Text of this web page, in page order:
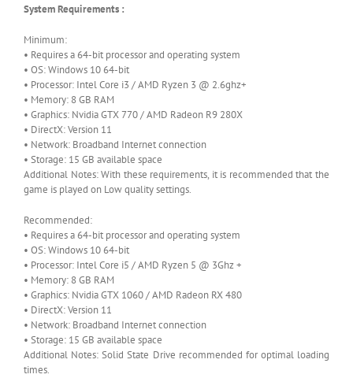
System Requirements :
Minimum:
• Requires a 64-bit processor and operating system
• OS: Windows 10 64-bit
• Processor: Intel Core i3 / AMD Ryzen 3 @ 2.6ghz+
• Memory: 8 GB RAM
• Graphics: Nvidia GTX 770 / AMD Radeon R9 280X
• DirectX: Version 11
• Network: Broadband Internet connection
• Storage: 15 GB available space
Additional Notes: With these requirements, it is recommended that the
game is played on Low quality settings.
Recommended:
• Requires a 64-bit processor and operating system
• OS: Windows 10 64-bit
• Processor: Intel Core i5 / AMD Ryzen 5 @ 3Ghz +
• Memory: 8 GB RAM
• Graphics: Nvidia GTX 1060 / AMD Radeon RX 480
• DirectX: Version 11
• Network: Broadband Internet connection
• Storage: 15 GB available space
Additional Notes: Solid State Drive recommended for optimal loading
times.